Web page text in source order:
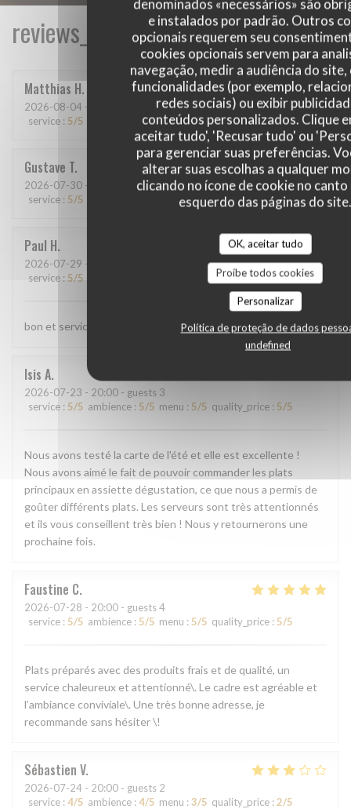
denominados «necessários» são
e instalados por padrão. Outros
opcionais requerem seu
cookies opcionais servem para
navegação, medir a audiência do
funcionalidades (por exemplo,
redes sociais) ou exibir
conteúdos personalizados. Clique
aceitar tudo', 'Recusar tudo' ou
para gerenciar suas preferências.
alterar suas escolhas a qualquer
clicando no ícone de cookie no
esquerdo das páginas do site.
OK, aceitar tudo
Proíbe todos cookies
Personalizar
Política de proteção de dados
undefined
Matthias H
2026-08-04 - 20:15 - guests 9
service : 5/5 5/5 menu:5/5 quality_price: 5/5
Gustave T
2026-07-30 - 12:15 - guests 7
service : 5/5 menu: 5/5 quality_price:5/5
Paul H
2026-07-29 - 20:00 - guests 4
service : 5/5 quality_price: 5/5
bon et service top
Isis A
2026-07-23 - 20:00 - guests 3
service : 5/5 ambience : 5/5 menu : 5/5 quality_price : 5/5
Nous avons testé la carte de l'été et elle est excellente !
Nous avons aimé le fait de pouvoir commander les plats
principaux en assiette dégustation, ce que nous a permis de
goûter différents plats. Les serveurs sont très attentionnés
et ils vous conseillent très bien ! Nous y retournerons une
prochaine fois.
Faustine C
2026-07-28 - 20:00 - guests 4
service : 5/5 ambience : 5/5 menu : 5/5 quality_price : 5/5
Plats préparés avec des produits frais et de qualité, un
service chaleureux et attentionné\. Le cadre est agréable et
l’ambiance conviviale\. Une très bonne adresse, je
recommande sans hésiter \!
Sébastien V
2026-07-24 - 20:00 - guests 2
service : 4/5 ambience : 4/5 menu : 3/5 quality_price : 2/5